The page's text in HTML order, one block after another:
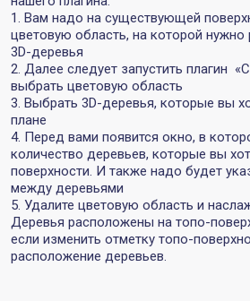
1. Вам надо на существующей
цветовую область, на которой нужно
3D-деревья
2. Далее следует запустить плагин
выбрать цветовую область
3. Выбрать 3D-деревья, которые вы
плане
4. Перед вами появится окно, в
количество деревьев, которые вы
поверхности. И также надо будет
между деревьями
5. Удалите цветовую область и
Деревья расположены на топо-
если изменить отметку топо-
расположение деревьев.